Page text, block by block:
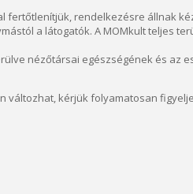
fertőtlenítjük, rendelkezésre állnak
a látogatók. A MOMkult teljes
nézőtársai egészségének és az
kérjük folyamatosan